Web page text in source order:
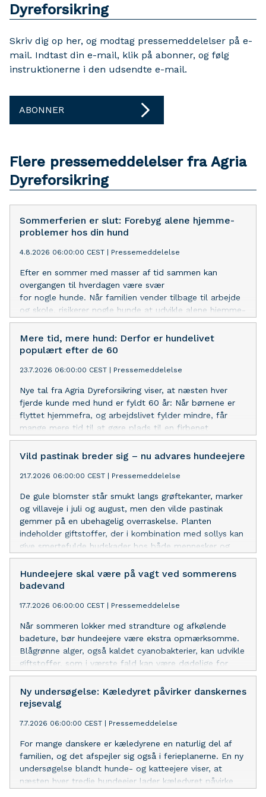
Dyreforsikring
Skriv dig op her, og modtag pressemeddelelser på e-
mail. Indtast din e-mail, klik på abonner, og følg
instruktionerne i den udsendte e-mail.
ABONNER
Flere pressemeddelelser fra Agria
Dyreforsikring
Sommerferien er slut: Forebyg alene hjemme-
problemer hos din hund
4.8.2026 06:00:00 CEST | Pressemeddelelse
Efter en sommer med masser af tid sammen kan
overgangen til hverdagen være svær
for nogle hunde. Når familien vender tilbage til arbejde
og skole, risikerer nogle hunde at udvikle alene hjemme-
problemer eller
separationsangst. Derfor opfordres hundeejere til
allerede nu at genindføre de faste rutiner.
Mere tid, mere hund: Derfor er hundelivet
populært efter de 60
23.7.2026 06:00:00 CEST | Pressemeddelelse
Nye tal fra Agria Dyreforsikring viser, at næsten hver
fjerde kunde med hund er fyldt 60 år: Når børnene er
flyttet hjemmefra, og arbejdslivet fylder mindre, får
mange mere tid til at gøre plads til en firbenet
følgesvend. Men før man anskaffer sig en hund, er det
vigtigt at tænke både praktisk og langsigtet.
Vild pastinak breder sig – nu advares hundeejere
21.7.2026 06:00:00 CEST | Pressemeddelelse
De gule blomster står smukt langs grøftekanter, marker
og villaveje i juli og august, men den vilde pastinak
gemmer på en ubehagelig overraskelse. Planten
indeholder giftstoffer, der i kombination med sollys kan
give smertefulde hudskader hos både mennesker og
hunde.
Hundeejere skal være på vagt ved sommerens
badevand
17.7.2026 06:00:00 CEST | Pressemeddelelse
Når sommeren lokker med strandture og afkølende
badeture, bør hundeejere være ekstra opmærksomme.
Blågrønne alger, også kaldet cyanobakterier, kan udvikle
giftstoffer, som i værste fald kan være dødelige for
hunde.
Ny undersøgelse: Kæledyret påvirker danskernes
rejsevalg
7.7.2026 06:00:00 CEST | Pressemeddelelse
For mange danskere er kæledyrene en naturlig del af
familien, og det afspejler sig også i ferieplanerne. En ny
undersøgelse blandt hunde- og katteejere viser, at
næsten hver tredje hundeejer lader kæledyret påvirke